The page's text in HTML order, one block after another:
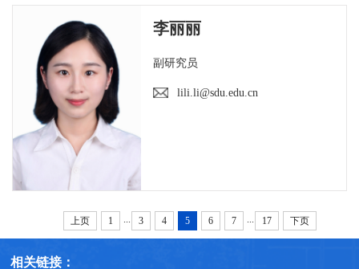
李丽丽
副研究员
lili.li@sdu.edu.cn
上页 1 ... 3 4 5 6 7 ... 17 下页
相关链接：